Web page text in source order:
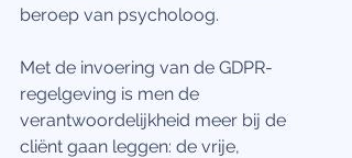
beroep van psycholoog.
Met de invoering van de GDPR-
regelgeving is men de
verantwoordelijkheid meer bij de
cliënt gaan leggen: de vrije,